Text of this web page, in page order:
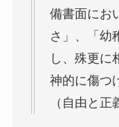
備書面にお
さ」、「幼
し、殊更に
神的に傷つ
（自由と正